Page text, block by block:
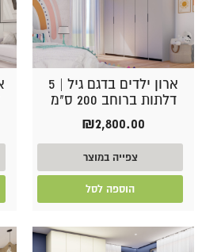
ארון ילדים בדגם גיל | 5
דלתות ברוחב 200 ס"מ
₪2,800.00
צפייה במוצר
הוספה לסל